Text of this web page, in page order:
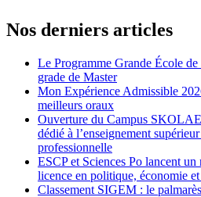
Nos derniers articles
Le Programme Grande École
grade de Master
Mon Expérience Admissible
meilleurs oraux
Ouverture du Campus
dédié à l’enseignement
professionnelle
ESCP et Sciences Po lancent
licence en politique, économie
Classement SIGEM : le